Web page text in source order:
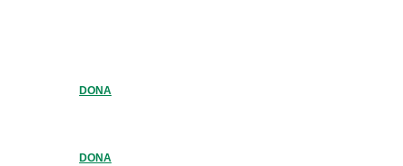
DONA
DONA